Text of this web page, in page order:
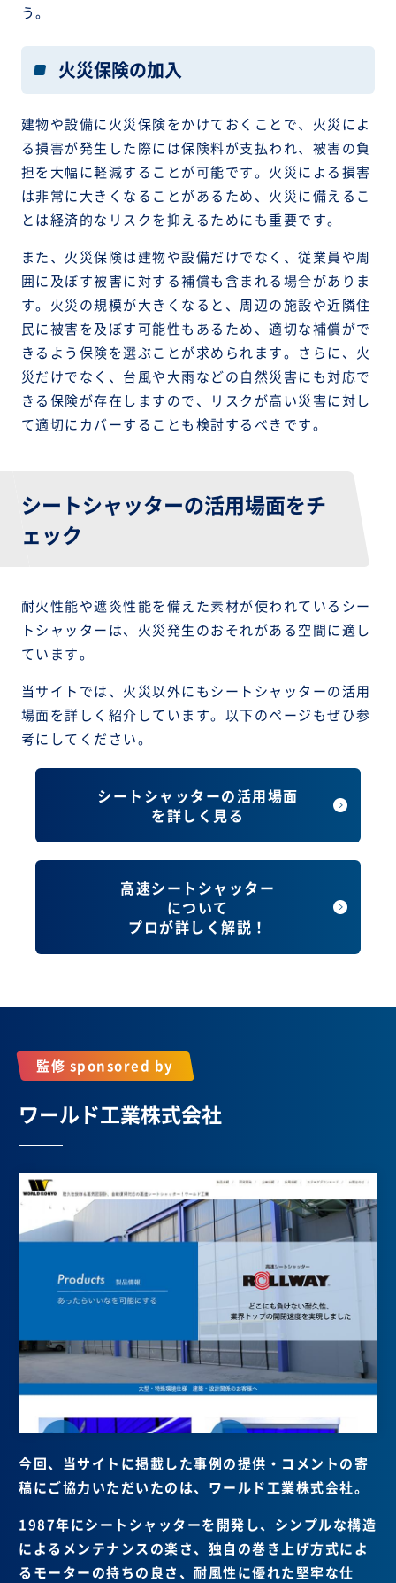
う。
火災保険の加入
建物や設備に火災保険をかけておくことで、火災によ
る損害が発生した際には保険料が支払われ、被害の負
担を大幅に軽減することが可能です。火災による損害
は非常に大きくなることがあるため、火災に備えるこ
とは経済的なリスクを抑えるためにも重要です。
また、火災保険は建物や設備だけでなく、従業員や周
囲に及ぼす被害に対する補償も含まれる場合がありま
す。火災の規模が大きくなると、周辺の施設や近隣住
民に被害を及ぼす可能性もあるため、適切な補償がで
きるよう保険を選ぶことが求められます。さらに、火
災だけでなく、台風や大雨などの自然災害にも対応で
きる保険が存在しますので、リスクが高い災害に対し
て適切にカバーすることも検討するべきです。
シートシャッターの活用場面をチ
ェック
耐火性能や遮炎性能を備えた素材が使われているシー
トシャッターは、火災発生のおそれがある空間に適し
ています。
当サイトでは、火災以外にもシートシャッターの活用
場面を詳しく紹介しています。以下のページもぜひ参
考にしてください。
シートシャッターの活用場面
を詳しく見る
高速シートシャッター
について
プロが詳しく解説！
監修 sponsored by
ワールド工業株式会社
今回、当サイトに掲載した事例の提供・コメントの寄
稿にご協力いただいたのは、ワールド工業株式会社。
1987年にシートシャッターを開発し、シンプルな構造
によるメンテナンスの楽さ、独自の巻き上げ方式によ
るモーターの持ちの良さ、耐風性に優れた堅牢な仕